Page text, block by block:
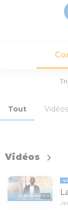
Tout Vidéos
Vidéos
05:14